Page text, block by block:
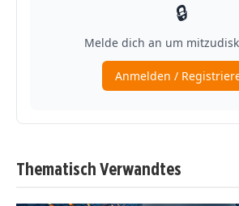
Thematisch Verwandtes